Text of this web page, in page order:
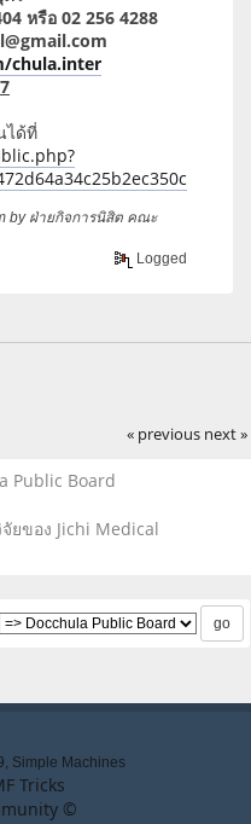
หรือ 02 256 4288
chula.inter
ได้ที่
by ฝ่ายกิจการนิสิต คณะ
Logged
« previous next »
Public Board
ของ Jichi Medical
Simple Machines
Tricks
©